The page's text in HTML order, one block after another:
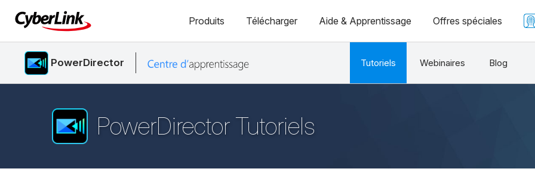
Produits Télécharger Aide & Apprentissage Offres spéciales
PowerDirector Tutoriels Webinaires Blog
PowerDirector Tutoriels